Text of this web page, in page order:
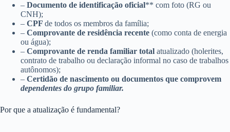
– Documento de identificação oficial** com foto (RG ou
CNH);
– CPF de todos os membros da família;
– Comprovante de residência recente (como conta de energia
ou água);
– Comprovante de renda familiar total atualizado (holerites,
contrato de trabalho ou declaração informal no caso de trabalhos
autônomos);
– Certidão de nascimento ou documentos que comprovem
dependentes do grupo familiar.
Por que a atualização é fundamental?